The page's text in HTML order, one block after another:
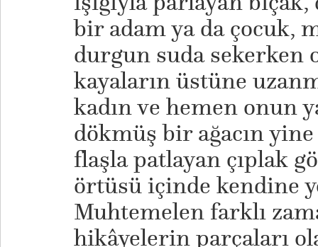
bir adam ya da çocuk,
durgun suda sekerken
kayaların üstüne
kadın ve hemen onun
dökmüş bir ağacın
flaşla patlayan çıplak
örtüsü içinde kendine
Muhtemelen farklı
hikâyelerin parçaları